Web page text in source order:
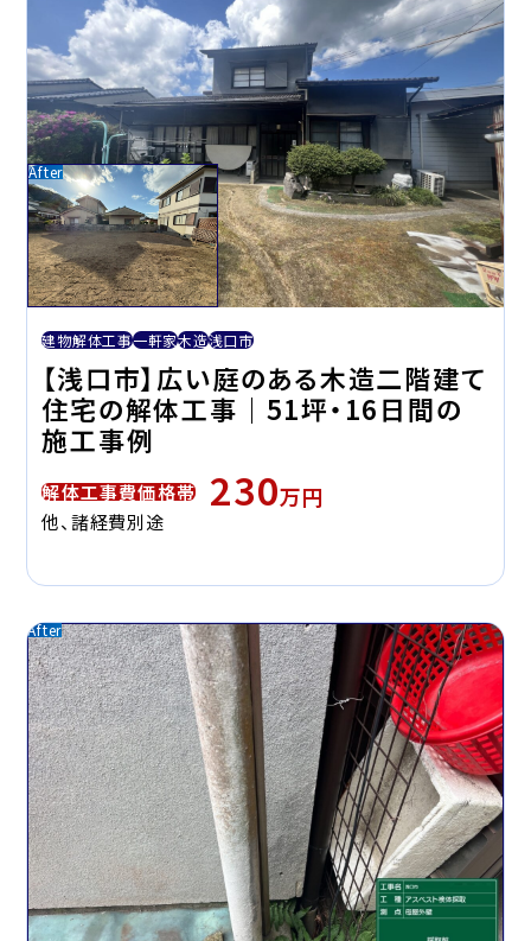
建物解体工事一軒家木造浅口市
【浅口市】広い庭のある木造二階建て
住宅の解体工事｜51坪・16日間の
施工事例
解体工事費価格帯 230万円
他、諸経費別途